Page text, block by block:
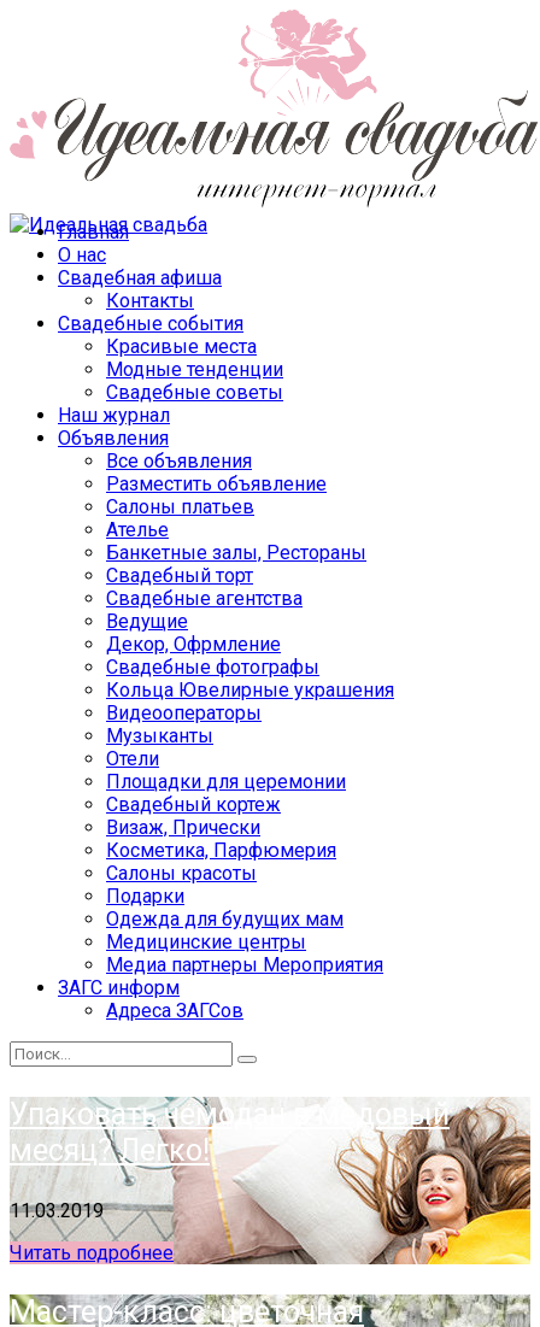
Главная
О нас
Свадебная афиша
Контакты
Свадебные события
Красивые места
Модные тенденции
Свадебные советы
Наш журнал
Объявления
Все объявления
Разместить объявление
Салоны платьев
Ателье
Банкетные залы, Рестораны
Свадебный торт
Свадебные агентства
Ведущие
Декор, Офрмление
Свадебные фотографы
Кольца Ювелирные украшения
Видеооператоры
Музыканты
Отели
Площадки для церемонии
Свадебный кортеж
Визаж, Прически
Косметика, Парфюмерия
Салоны красоты
Подарки
Одежда для будущих мам
Медицинские центры
Медиа партнеры Мероприятия
ЗАГС информ
Адреса ЗАГСов
Упаковать чемодан в медовый
месяц? Легко!
11.03.2019
Читать подробнее
Мастер-класс: цветочная